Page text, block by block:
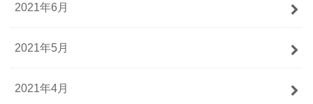
2021年6月
2021年5月
2021年4月